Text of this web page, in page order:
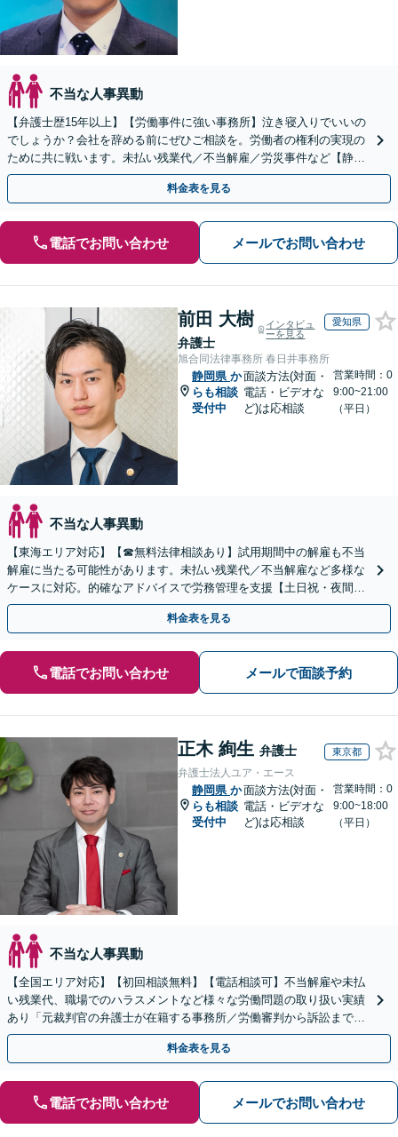
不当な人事異動
【弁護士歴15年以上】【労働事件に強い事務所】泣き寝入りでいいの
でしょうか？会社を辞める前にぜひご相談を。労働者の権利の実現の
ために共に戦います。未払い残業代／不当解雇／労災事件など【静岡
駅10分】【初回相談無料】【夜間・休日相談可能】
料金表を見る
電話でお問い合わせ メールでお問い合わせ
前田 大樹
弁護士
インタビュ
ーを見る
愛知県
旭合同法律事務所 春日井事務所
静岡県 か
らも相談
受付中
面談方法(対面・
電話・ビデオな
ど)は応相談
営業時間：0
9:00~21:00
（平日）
不当な人事異動
【東海エリア対応】【☎︎無料法律相談あり】試用期間中の解雇も不当
解雇に当たる可能性があります。未払い残業代／不当解雇など多様な
ケースに対応。的確なアドバイスで労務管理を支援【土日祝・夜間対
応】【オンライン面談可】【完全個室】
料金表を見る
電話でお問い合わせ メールで面談予約
正木 絢生 弁護士 東京都
弁護士法人ユア・エース
静岡県 か
らも相談
受付中
面談方法(対面・
電話・ビデオな
ど)は応相談
営業時間：0
9:00~18:00
（平日）
不当な人事異動
【全国エリア対応】【初回相談無料】【電話相談可】不当解雇や未払
い残業代、職場でのハラスメントなど様々な労働問題の取り扱い実績
あり「元裁判官の弁護士が在籍する事務所／労働審判から訴訟まで、
裁判官経験を活かした最適な戦略を立案」
料金表を見る
電話でお問い合わせ メールでお問い合わせ